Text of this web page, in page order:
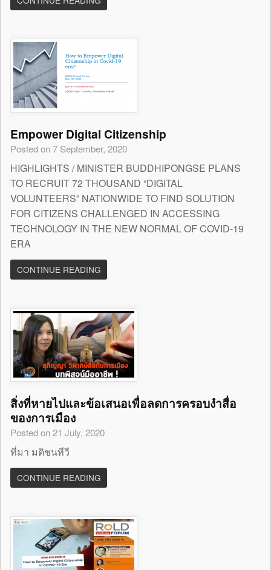
Empower Digital Citizenship
Posted on 7 September, 2020
HIGHLIGHTS / MINISTER BUDDHIPONGSE PLANS
TO RECRUIT 72 THOUSAND “DIGITAL
VOLUNTEERS” NATIONWIDE TO FIND SOLUTION
FOR CITIZENS CHALLENGED IN ACCESSING
TECHNOLOGY IN THE NEW NORMAL OF COVID-19
ERA
CONTINUE READING
สิ่งที่หายไปและข้อเสนอเพื่อลดการครอบงำสื่อ
ของการเมือง
Posted on 21 July, 2020
ที่มา มติชนทีวี
CONTINUE READING